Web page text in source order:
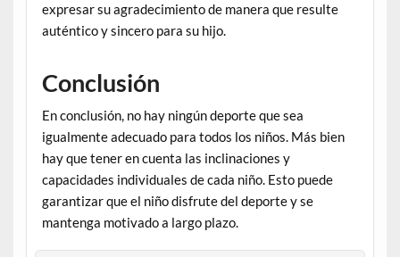
expresar su agradecimiento de manera que resulte
auténtico y sincero para su hijo.
Conclusión
En conclusión, no hay ningún deporte que sea
igualmente adecuado para todos los niños. Más bien
hay que tener en cuenta las inclinaciones y
capacidades individuales de cada niño. Esto puede
garantizar que el niño disfrute del deporte y se
mantenga motivado a largo plazo.